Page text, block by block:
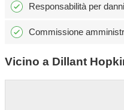
Responsabilità per
Commissione
Vicino a Dillant